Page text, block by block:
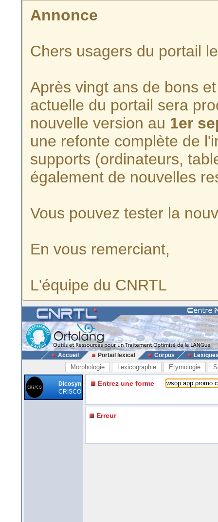
Annonce
Chers usagers du portail
Après vingt ans de bons
actuelle du portail sera
nouvelle version au 1er
une refonte complète de
supports (ordinateurs,
également de nouvelles
Vous pouvez tester la
En vous remerciant,
L'équipe du CNRTL
Accueil Portail lexical Corpus
Morphologie Lexicographie Etymologie
Dicosyn
CRISCO
Entrez une forme
Erreur